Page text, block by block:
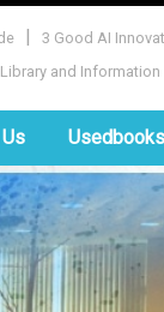
| 3 Good AI
Library and